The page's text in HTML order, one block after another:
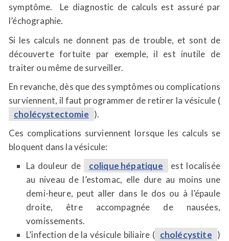
symptôme. Le diagnostic de calculs est assuré par
l’échographie.
Si les calculs ne donnent pas de trouble, et sont de
découverte fortuite par exemple, il est inutile de
traiter ou même de surveiller.
En revanche, dès que des symptômes ou complications
surviennent, il faut programmer de retirer la vésicule (
cholécystectomie ).
Ces complications surviennent lorsque les calculs se
bloquent dans la vésicule:
La douleur de
colique hépatique
est localisée
au niveau de l’estomac, elle dure au moins une
demi-heure, peut aller dans le dos ou à l’épaule
droite, être accompagnée de nausées,
vomissements.
L’infection de la vésicule biliaire ( cholécystite )